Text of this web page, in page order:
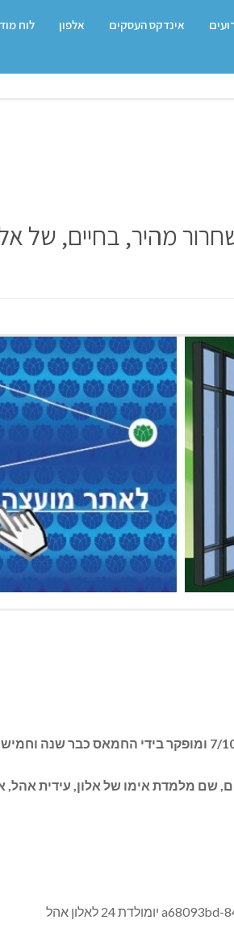
אינדקס העסקים אלפון לוח
מהיר, בחיים, של
שם מלמדת אימו של אלון, עידית אהל,